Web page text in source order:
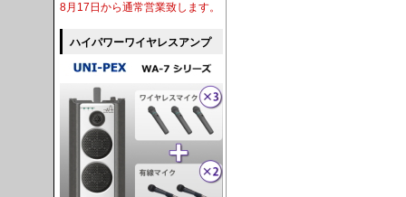
8月17日から通常営業致します。
ハイパワーワイヤレスアンプ